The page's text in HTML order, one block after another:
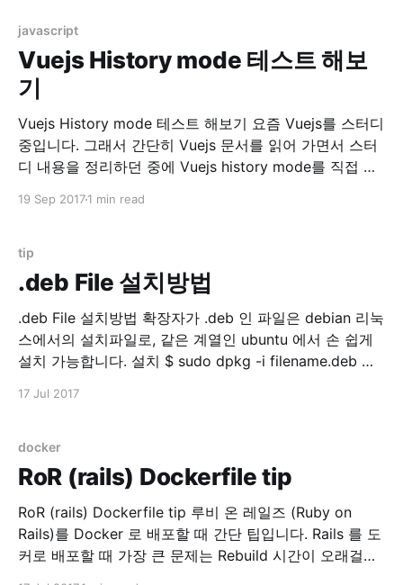
localhost:8082에 떠있는 Web
javascript
Vuejs History mode 테스트 해보
기
Vuejs History mode 테스트 해보기 요즘 Vuejs를 스터디
중입니다. 그래서 간단히 Vuejs 문서를 읽어 가면서 스터
디 내용을 정리하던 중에 Vuejs history mode를 직접 테
는 필수라고 생각 되었거든요. HTML5 History 모드 ·
해보기 위해서는 서버 설정이 필요한데, 간단한 기본
19 Sep 20171 min read
tip
.deb File 설치방법
.deb File 설치방법 확장자가 .deb 인 파일은 debian 리눅
스에서의 설치파일로, 같은 계열인 ubuntu 에서 손 쉽게
설치 가능합니다. 설치 $ sudo dpkg -i filename.deb 제
17 Jul 2017
docker
RoR (rails) Dockerfile tip
RoR (rails) Dockerfile tip 루비 온 레일즈 (Ruby on
Rails)를 Docker 로 배포할 때 간단 팁입니다. Rails 를 도
커로 배포할 때 가장 큰 문제는 Rebuild 시간이 오래걸린